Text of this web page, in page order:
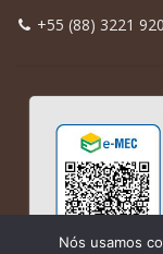
+55 (88) 3221
Nós usamos